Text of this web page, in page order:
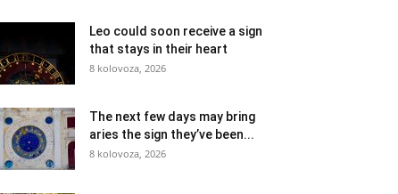
Leo could soon receive a sign
that stays in their heart
8 kolovoza, 2026
The next few days may bring
aries the sign they’ve been...
8 kolovoza, 2026